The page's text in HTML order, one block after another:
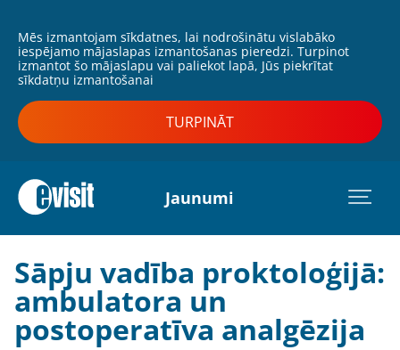
Mēs izmantojam sīkdatnes, lai nodrošinātu vislabāko
iespējamo mājaslapas izmantošanas pieredzi. Turpinot
izmantot šo mājaslapu vai paliekot lapā, Jūs piekrītat
sīkdatņu izmantošanai
TURPINĀT
Jaunumi
Sāpju vadība proktoloģijā:
ambulatora un
postoperatīva analgēzija